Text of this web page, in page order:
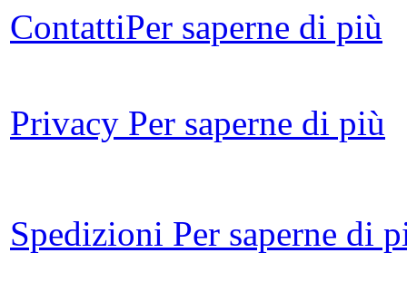
ContattiPer saperne di più
Privacy Per saperne di più
Spedizioni Per saperne di